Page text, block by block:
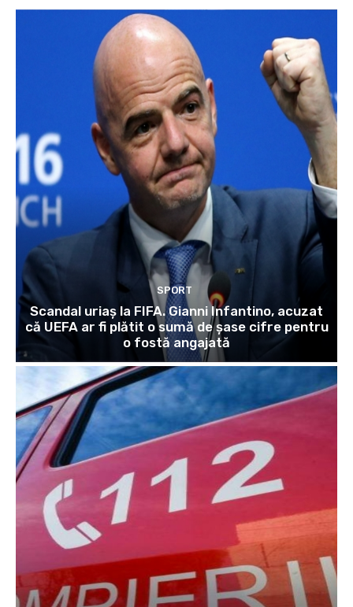
SPORT
Scandal uriaș la FIFA. Gianni Infantino, acuzat
că UEFA ar fi plătit o sumă de șase cifre pentru
o fostă angajată